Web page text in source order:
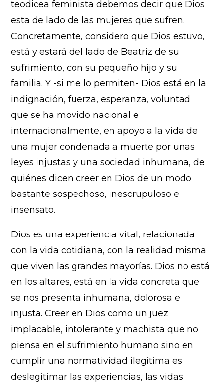
teodicea feminista debemos decir que Dios
esta de lado de las mujeres que sufren.
Concretamente, considero que Dios estuvo,
está y estará del lado de Beatriz de su
sufrimiento, con su pequeño hijo y su
familia. Y -si me lo permiten- Dios está en la
indignación, fuerza, esperanza, voluntad
que se ha movido nacional e
internacionalmente, en apoyo a la vida de
una mujer condenada a muerte por unas
leyes injustas y una sociedad inhumana, de
quiénes dicen creer en Dios de un modo
bastante sospechoso, inescrupuloso e
insensato.
Dios es una experiencia vital, relacionada
con la vida cotidiana, con la realidad misma
que viven las grandes mayorías. Dios no está
en los altares, está en la vida concreta que
se nos presenta inhumana, dolorosa e
injusta. Creer en Dios como un juez
implacable, intolerante y machista que no
piensa en el sufrimiento humano sino en
cumplir una normatividad ilegítima es
deslegitimar las experiencias, las vidas,